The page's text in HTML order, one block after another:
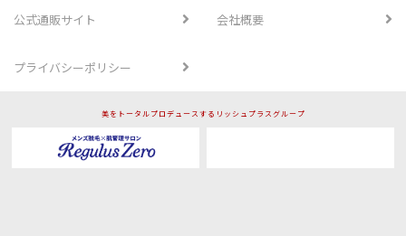
公式通販サイト 会社概要
プライバシーポリシー
美をトータルプロデュースするリッシュプラスグループ